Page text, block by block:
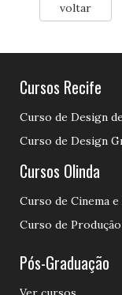
voltar
Cursos Recife
Curso de Design
Curso de Design
Cursos Olinda
Curso de Cinema
Curso de
Pós-Graduação